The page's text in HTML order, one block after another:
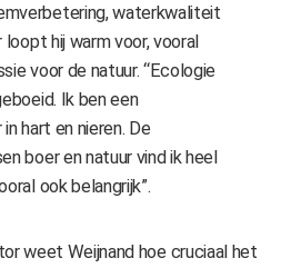
waterkwaliteit
loopt hij warm voor, vooral
voor de natuur. “Ecologie
Ik ben een
hart en nieren. De
boer en natuur vind ik heel
ook belangrijk”.
weet Weijnand hoe cruciaal het